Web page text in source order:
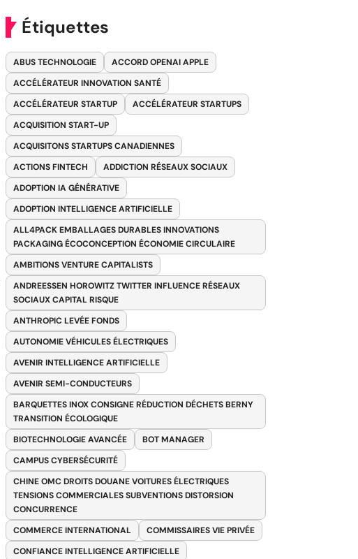
Étiquettes
ABUS TECHNOLOGIE
ACCORD OPENAI APPLE
ACCÉLÉRATEUR INNOVATION SANTÉ
ACCÉLÉRATEUR STARTUP
ACCÉLÉRATEUR STARTUPS
ACQUISITION START-UP
ACQUISITONS STARTUPS CANADIENNES
ACTIONS FINTECH
ADDICTION RÉSEAUX SOCIAUX
ADOPTION IA GÉNÉRATIVE
ADOPTION INTELLIGENCE ARTIFICIELLE
ALL4PACK EMBALLAGES DURABLES INNOVATIONS
PACKAGING ÉCOCONCEPTION ÉCONOMIE CIRCULAIRE
AMBITIONS VENTURE CAPITALISTS
ANDREESSEN HOROWITZ TWITTER INFLUENCE RÉSEAUX
SOCIAUX CAPITAL RISQUE
ANTHROPIC LEVÉE FONDS
AUTONOMIE VÉHICULES ÉLECTRIQUES
AVENIR INTELLIGENCE ARTIFICIELLE
AVENIR SEMI-CONDUCTEURS
BARQUETTES INOX CONSIGNE RÉDUCTION DÉCHETS BERNY
TRANSITION ÉCOLOGIQUE
BIOTECHNOLOGIE AVANCÉE
BOT MANAGER
CAMPUS CYBERSÉCURITÉ
CHINE OMC DROITS DOUANE VOITURES ÉLECTRIQUES
TENSIONS COMMERCIALES SUBVENTIONS DISTORSION
CONCURRENCE
COMMERCE INTERNATIONAL
COMMISSAIRES VIE PRIVÉE
CONFIANCE INTELLIGENCE ARTIFICIELLE